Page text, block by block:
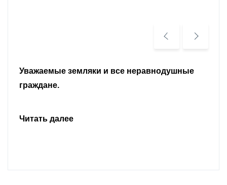
Уважаемые земляки и все неравнодушные
граждане.
Читать далее